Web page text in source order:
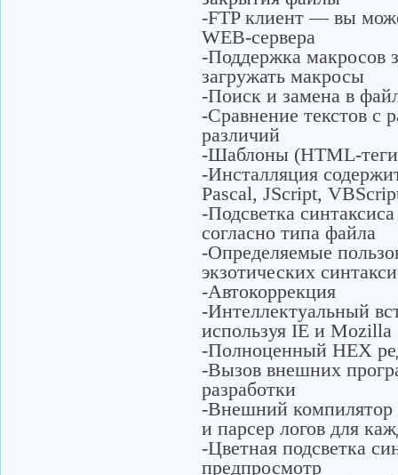
-FTP клиент — вы
WEB-сервера
-Поддержка макросов
загружать макросы
-Поиск и замена в
-Сравнение текстов с
различий
-Шаблоны (HTML-
-Инсталляция
Pascal, JScript,
-Подсветка
согласно типа файла
-Определяемые
экзотических
-Автокоррекция
-Интеллектуальный
используя IE и Mozilla
-Полноценный HEX
-Вызов внешних
разработки
-Внешний компилятор
и парсер логов для
-Цветная подсветка
предпросмотр